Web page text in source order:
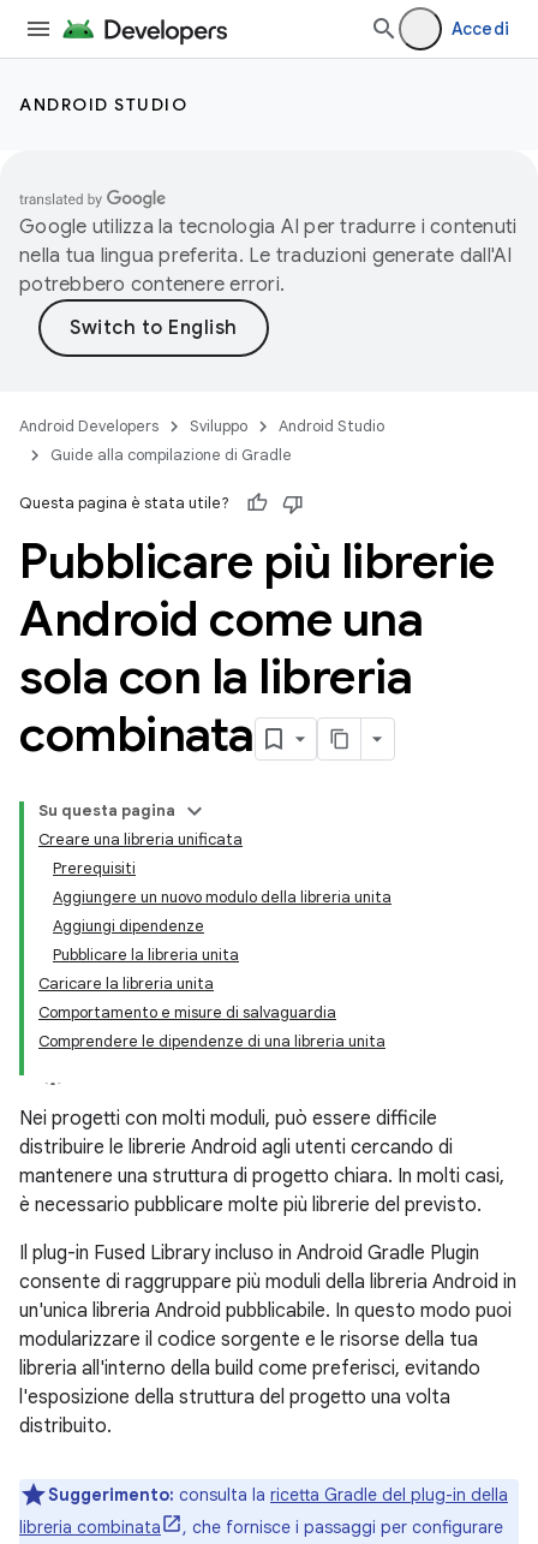
Accedi
ANDROID STUDIO
Google utilizza la tecnologia AI per tradurre i contenuti
nella tua lingua preferita. Le traduzioni generate dall'AI
potrebbero contenere errori.
Android Developers Sviluppo
Android Studio
Guide alla compilazione di Gradle
Questa pagina è stata utile?
Pubblicare più librerie
Android come una
sola con la libreria
combinata
Su questa pagina
Creare una libreria unificata
Prerequisiti
Aggiungere un nuovo modulo della libreria unita
Aggiungi dipendenze
Pubblicare la libreria unita
Caricare la libreria unita
Comportamento e misure di salvaguardia
Comprendere le dipendenze di una libreria unita
Nei progetti con molti moduli, può essere difficile
distribuire le librerie Android agli utenti cercando di
mantenere una struttura di progetto chiara. In molti casi,
è necessario pubblicare molte più librerie del previsto.
Il plug-in Fused Library incluso in Android Gradle Plugin
consente di raggruppare più moduli della libreria Android in
un'unica libreria Android pubblicabile. In questo modo puoi
modularizzare il codice sorgente e le risorse della tua
libreria all'interno della build come preferisci, evitando
l'esposizione della struttura del progetto una volta
distribuito.
Suggerimento: consulta la ricetta Gradle del plug-in della
libreria combinata
, che fornisce i passaggi per configurare